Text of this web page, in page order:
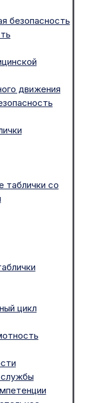
безопасность
движения
таблички со
цикл